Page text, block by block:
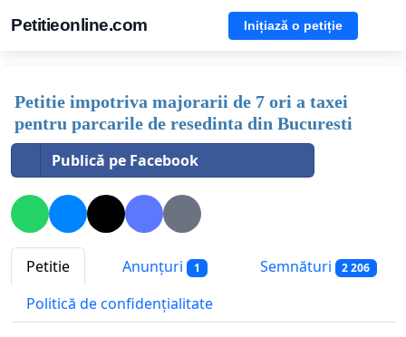
Petitieonline.com Inițiază o petiție
Petitie impotriva majorarii de 7 ori a taxei
pentru parcarile de resedinta din Bucuresti
Publică pe Facebook
Petitie Anunțuri 1 Semnături 2 206
Politică de confidențialitate